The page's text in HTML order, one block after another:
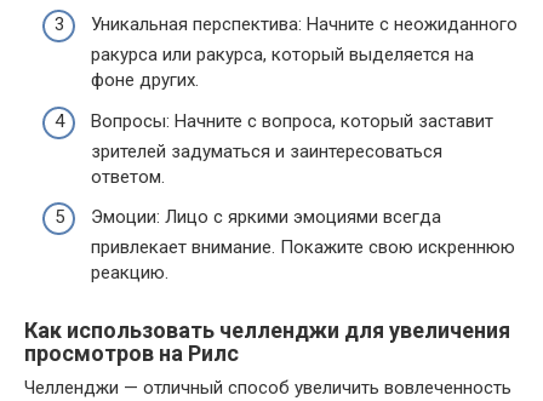
Уникальная перспектива: Начните с неожиданного
ракурса или ракурса, который выделяется на
фоне других.
Вопросы: Начните с вопроса, который заставит
зрителей задуматься и заинтересоваться
ответом.
Эмоции: Лицо с яркими эмоциями всегда
привлекает внимание. Покажите свою искреннюю
реакцию.
Как использовать челленджи для увеличения
просмотров на Рилс
Челленджи — отличный способ увеличить вовлеченность